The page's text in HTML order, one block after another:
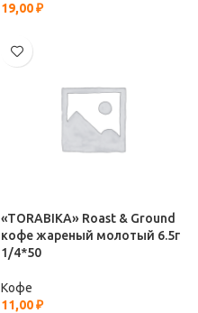
19,00₽
«TORABIKA» Roast & Ground
кофе жареный молотый 6.5г
1/4*50
Кофе
11,00₽